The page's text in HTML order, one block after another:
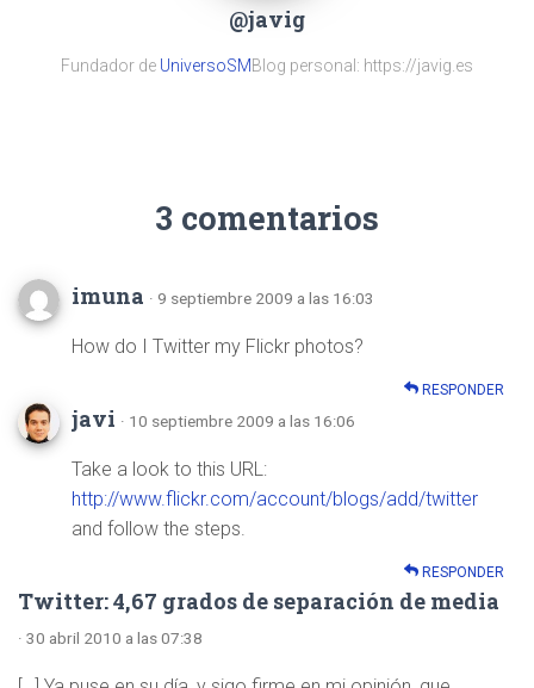
@javig
Fundador de UniversoSMBlog personal: https://javig.es
3 comentarios
imuna · 9 septiembre 2009 a las 16:03
How do I Twitter my Flickr photos?
RESPONDER
javi · 10 septiembre 2009 a las 16:06
Take a look to this URL:
http://www.flickr.com/account/blogs/add/twitter
and follow the steps.
RESPONDER
Twitter: 4,67 grados de separación de media
· 30 abril 2010 a las 07:38